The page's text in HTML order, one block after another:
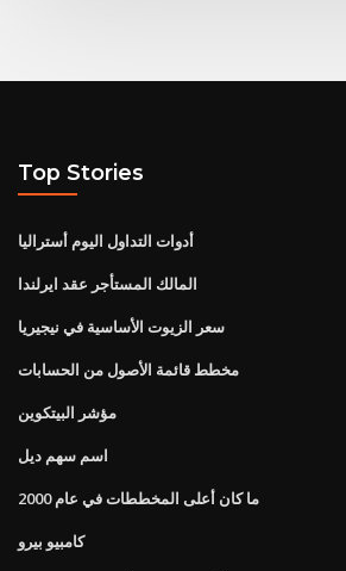
Top Stories
أدوات التداول اليوم أستراليا
المالك المستأجر عقد ايرلندا
سعر الزيوت الأساسية في نيجيريا
مخطط قائمة الأصول من الحسابات
مؤشر البيتكوين
اسم سهم ديل
ما كان أعلى المخططات في عام 2000
كامبيو بيرو